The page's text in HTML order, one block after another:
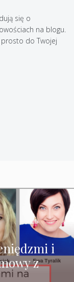
się o
na blogu.
do Twojej
i
z